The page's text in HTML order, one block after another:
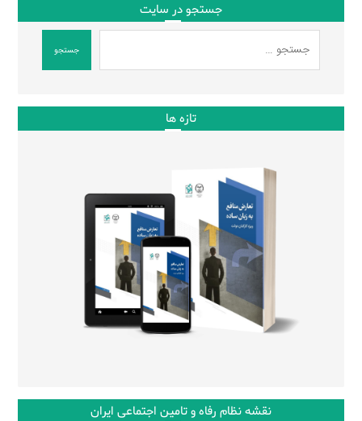
جستجو در سایت
جستجو
تازه ها
نقشه نظام رفاه و تامین اجتماعی ایران